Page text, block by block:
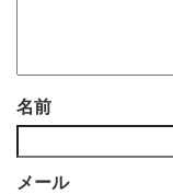
名前
メール